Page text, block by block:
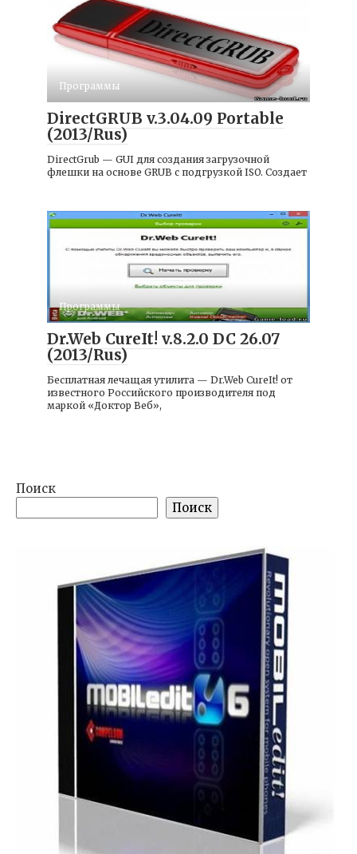
Программы
DirectGRUB v.3.04.09 Portable
(2013/Rus)
DirectGrub — GUI для создания загрузочной
флешки на основе GRUB с подгрузкой ISO. Создает
Программы
Dr.Web CureIt! v.8.2.0 DC 26.07
(2013/Rus)
Бесплатная лечащая утилита — Dr.Web CureIt! от
известного Российского производителя под
маркой «Доктор Веб»,
Поиск
Поиск